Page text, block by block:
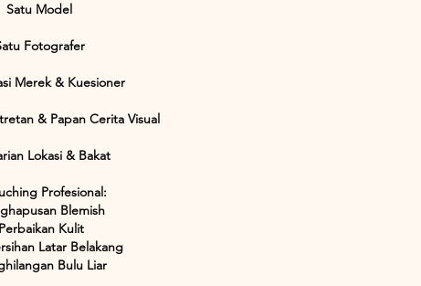
Satu Model
Fotografer
Merek & Kuesioner
& Papan Cerita Visual
Lokasi & Bakat
Profesional:​
Blemish
Perbaikan Kulit
Latar Belakang
Bulu Liar